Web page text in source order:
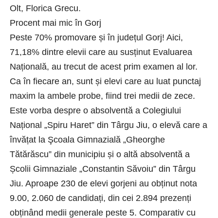
Olt, Florica Grecu.
Procent mai mic în Gorj
Peste 70% promovare și în județul Gorj! Aici,
71,18% dintre elevii care au susținut Evaluarea
Națională, au trecut de acest prim examen al lor.
Ca în fiecare an, sunt și elevi care au luat punctaj
maxim la ambele probe, fiind trei medii de zece.
Este vorba despre o absolventă a Colegiului
Național „Spiru Haret” din Târgu Jiu, o elevă care a
învățat la Şcoala Gimnazială „Gheorghe
Tătărăscu” din municipiu și o altă absolventă a
Școlii Gimnaziale „Constantin Săvoiu” din Târgu
Jiu. Aproape 230 de elevi gorjeni au obținut nota
9.00, 2.060 de candidați, din cei 2.894 prezenți
obținând medii generale peste 5. Comparativ cu